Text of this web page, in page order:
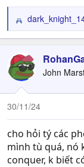
R
e
c
t
i
o
n
John
30/11/24
cho hỏi tý các
mình tù quá, nó
conquer, k biết